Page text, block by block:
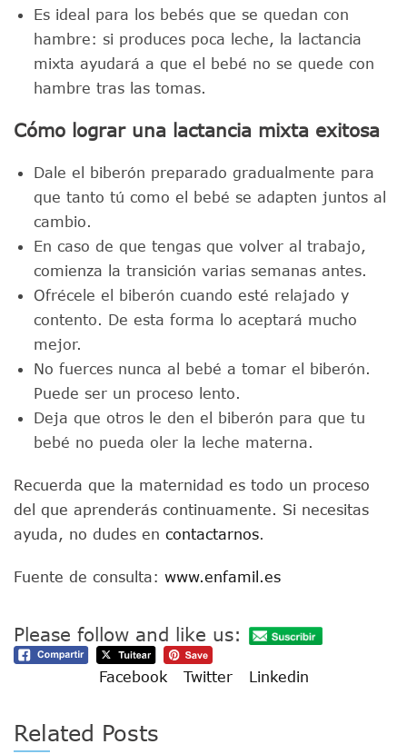
Es ideal para los bebés que se quedan con
hambre: si produces poca leche, la lactancia
mixta ayudará a que el bebé no se quede con
hambre tras las tomas.
Cómo lograr una lactancia mixta exitosa
Dale el biberón preparado gradualmente para
que tanto tú como el bebé se adapten juntos al
cambio.
En caso de que tengas que volver al trabajo,
comienza la transición varias semanas antes.
Ofrécele el biberón cuando esté relajado y
contento. De esta forma lo aceptará mucho
mejor.
No fuerces nunca al bebé a tomar el biberón.
Puede ser un proceso lento.
Deja que otros le den el biberón para que tu
bebé no pueda oler la leche materna.
Recuerda que la maternidad es todo un proceso
del que aprenderás continuamente. Si necesitas
ayuda, no dudes en contactarnos.
Fuente de consulta: www.enfamil.es
Please follow and like us:
Facebook Twitter Linkedin
Related Posts